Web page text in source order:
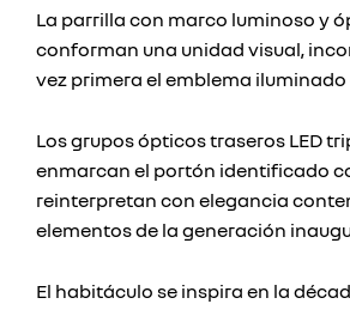
La parrilla con marco luminoso y
conforman una unidad visual,
vez primera el emblema
Los grupos ópticos traseros LED
enmarcan el portón identificado
reinterpretan con elegancia
elementos de la generación
El habitáculo se inspira en la